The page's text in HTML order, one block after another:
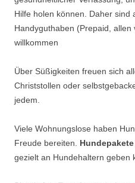
Hilfe holen können. Daher sind
Handyguthaben (Prepaid, allen
willkommen
Über Süßigkeiten freuen sich
Christstollen oder
jedem.
Viele Wohnungslose haben
Freude bereiten. Hundepakete
gezielt an Hundehaltern geben